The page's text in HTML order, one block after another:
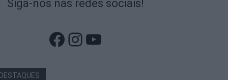
Siga-nos nas redes sociais!
Facebook
Instagram
YouTube
DESTAQUES